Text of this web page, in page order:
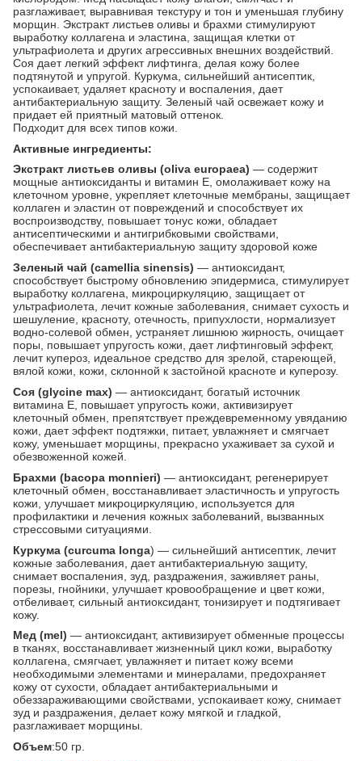
разглаживает, выравнивая текстуру и тон и уменьшая глубину
морщин. Экстракт листьев оливы и брахми стимулируют
выработку коллагена и эластина, защищая клетки от
ультрафиолета и других агрессивных внешних воздействий.
Соя дает легкий эффект лифтинга, делая кожу более
подтянутой и упругой. Куркума, сильнейший антисептик,
успокаивает, удаляет красноту и воспаления, дает
антибактериальную защиту. Зеленый чай освежает кожу и
придает ей приятный матовый оттенок.
Подходит для всех типов кожи.
Активные ингредиенты:
Экстракт листьев оливы (oliva europaea)— содержит
мощные антиоксиданты и витамин Е, омолаживает кожу на
клеточном уровне, укрепляет клеточные мембраны, защищает
коллаген и эластин от повреждений и способствует их
воспроизводству, повышает тонус кожи, обладает
антисептическими и антигрибковыми свойствами,
обеспечивает антибактериальную защиту здоровой коже
Зеленый чай (camellia sinensis) — антиоксидант,
способствует быстрому обновлению эпидермиса, стимулирует
выработку коллагена, микроциркуляцию, защищает от
ультрафиолета, лечит кожные заболевания, снимает сухость и
шешуление, красноту, отечность, припухлости, нормализует
водно-солевой обмен, устраняет лишнюю жирность, очищает
поры, повышает упругость кожи, дает лифтинговый эффект,
лечит купероз, идеальное средство для зрелой, стареющей,
вялой кожи, кожи, склонной к застойной красноте и куперозу.
Соя (glycine max)— антиоксидант, богатый источник
витамина Е, повышает упругость кожи, активизирует
клеточный обмен, препятствует преждевременному увяданию
кожи, дает эффект подтяжки, питает, увлажняет и смягчает
кожу, уменьшает морщины, прекрасно ухаживает за сухой и
обезвоженной кожей.
Брахми (bacopa monnieri)— антиоксидант, регенерирует
клеточный обмен, восстанавливает эластичность и упругость
кожи, улучшает микроциркуляцию, используется для
профилактики и лечения кожных заболеваний, вызванных
стрессовыми ситуациями.
Куркума (curcuma longa) — сильнейший антисептик, лечит
кожные заболевания, дает антибактериальную защиту,
снимает воспаления, зуд, раздражения, заживляет раны,
порезы, гнойники, улучшает кровообращение и цвет кожи,
отбеливает, сильный антиоксидант, тонизирует и подтягивает
кожу.
Мед (mel) — антиоксидант, активизирует обменные процессы
в тканях, восстанавливает жизненный цикл кожи, выработку
коллагена, смягчает, увлажняет и питает кожу всеми
необходимыми элементами и минералами, предохраняет
кожу от сухости, обладает антибактериальными и
обеззараживающими свойствами, успокаивает кожу, снимает
зуд и раздражения, делает кожу мягкой и гладкой,
разглаживает морщины.
Объем:50 гр.